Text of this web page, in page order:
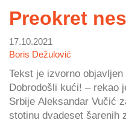
Preokret
17.10.2021
Boris Dežulović
Tekst je izvorno
Dobrodošli kući! – rekao
Srbije Aleksandar Vučić
stotinu dvadeset šarenih